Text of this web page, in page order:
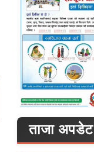
ताजा अपडेट